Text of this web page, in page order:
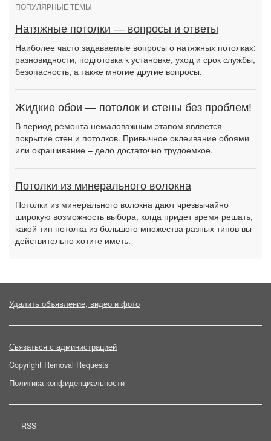
ПОПУЛЯРНЫЕ ТЕМЫ
Натяжные потолки — вопросы и ответы
Наиболее часто задаваемые вопросы о натяжных потолках:
разновидности, подготовка к установке, уход и срок службы,
безопасность, а также многие другие вопросы.
Жидкие обои — потолок и стены без проблем!
В период ремонта немаловажным этапом является
покрытие стен и потолков. Привычное оклеивание обоями
или окрашивание – дело достаточно трудоемкое.
Потолки из минерального волокна
Потолки из минерального волокна дают чрезвычайно
широкую возможность выбора, когда придет время решать,
какой тип потолка из большого множества разных типов вы
действительно хотите иметь.
Удалить объявление, видео и фото
Связаться с администрацией
Copyright Removal Requests
Политика конфиденциальности
RSS